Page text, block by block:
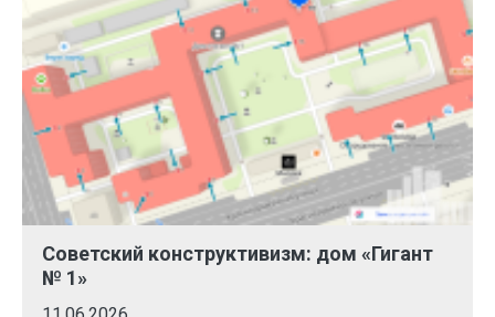
Советский конструктивизм: дом «Гигант
№ 1»